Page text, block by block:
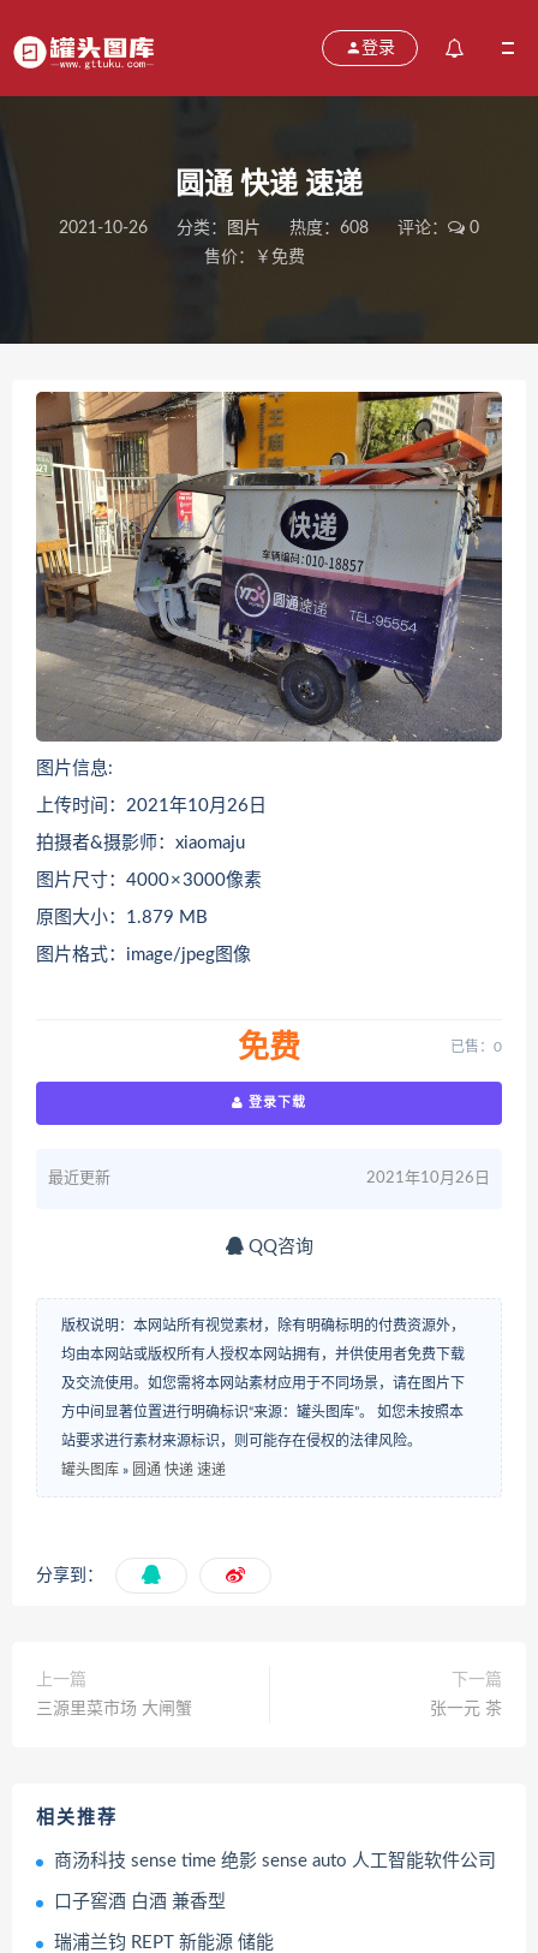
登录
圆通 快递 速递
2021-10-26 分类： 图片 热度：608 评论：
0
售价：￥免费
图片信息:
上传时间：2021年10月26日
拍摄者&摄影师：xiaomaju
图片尺寸：4000 × 3000像素
原图大小：1.879 MB
图片格式：image/jpeg图像
免费 已售：0
登录下载
最近更新 2021年10月26日
QQ咨询
版权说明：本网站所有视觉素材，除有明确标明的付费资源外，
均由本网站或版权所有人授权本网站拥有，并供使用者免费下载
及交流使用。如您需将本网站素材应用于不同场景，请在图片下
方中间显著位置进行明确标识“来源：罐头图库”。 如您未按照本
站要求进行素材来源标识，则可能存在侵权的法律风险。
罐头图库 » 圆通 快递 速递
分享到：
上一篇
三源里菜市场 大闸蟹
下一篇
张一元 茶
相关推荐
商汤科技 sense time 绝影 sense auto 人工智能软件公司
口子窖酒 白酒 兼香型
瑞浦兰钧 REPT 新能源 储能